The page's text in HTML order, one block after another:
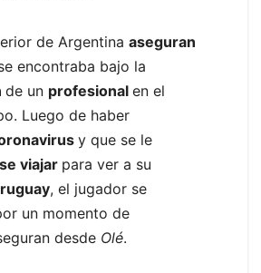
de Argentina aseguran
encontraba bajo la
de un profesional en el
Luego de haber
y que se le
viajar para ver a su
, el jugador se
un momento de
desde Olé.